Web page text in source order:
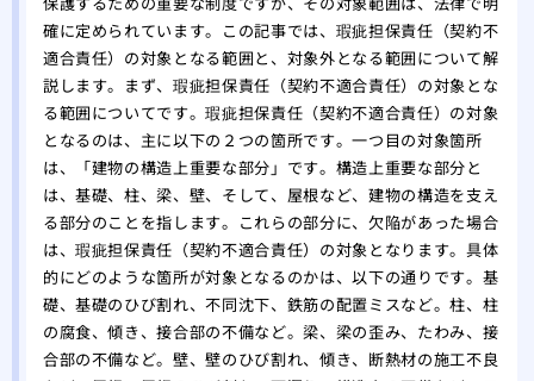
業
際
確に定められています。この記事では、瑕疵担保責任（契約不
適合責任）の対象となる範囲と、対象外となる範囲について解
説します。まず、瑕疵担保責任（契約不適合責任）の対象とな
る範囲についてです。瑕疵担保責任（契約不適合責任）の対象
となるのは、主に以下の２つの箇所です。一つ目の対象箇所
は、「建物の構造上重要な部分」です。構造上重要な部分と
は、基礎、柱、梁、壁、そして、屋根など、建物の構造を支え
る部分のことを指します。これらの部分に、欠陥があった場合
は、瑕疵担保責任（契約不適合責任）の対象となります。具体
的にどのような箇所が対象となるのかは、以下の通りです。基
礎、基礎のひび割れ、不同沈下、鉄筋の配置ミスなど。柱、柱
の腐食、傾き、接合部の不備など。梁、梁の歪み、たわみ、接
合部の不備など。壁、壁のひび割れ、傾き、断熱材の施工不良